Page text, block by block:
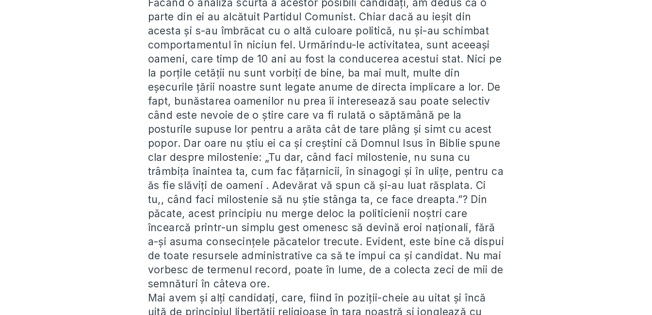
Făcând o analiză scurtă a acestor posibili candidați, am dedus că o
parte din ei au alcătuit Partidul Comunist. Chiar dacă au ieșit din
acesta și s-au îmbrăcat cu o altă culoare politică, nu și-au schimbat
comportamentul în niciun fel. Urmărindu-le activitatea, sunt aceeași
oameni, care timp de 10 ani au fost la conducerea acestui stat. Nici pe
la porțile cetății nu sunt vorbiți de bine, ba mai mult, multe din
eșecurile țării noastre sunt legate anume de directa implicare a lor. De
fapt, bunăstarea oamenilor nu prea îi interesează sau poate selectiv
când este nevoie de o știre care va fi rulată o săptămână pe la
posturile supuse lor pentru a arăta cât de tare plâng și simt cu acest
popor. Dar oare nu știu ei ca și creștini că Domnul Isus în Biblie spune
clar despre milostenie: „Tu dar, când faci milostenie, nu suna cu
trâmbița înaintea ta, cum fac fățarnicii, în sinagogi și în ulițe, pentru ca
ăs fie slăviți de oameni . Adevărat vă spun că și-au luat răsplata. Ci
tu,, când faci milostenie să nu știe stânga ta, ce face dreapta.”? Din
păcate, acest principiu nu merge deloc la politicienii noștri care
încearcă printr-un simplu gest omenesc să devină eroi naționali, fără
a-și asuma consecințele păcatelor trecute. Evident, este bine că dispui
de toate resursele administrative ca să te impui ca și candidat. Nu mai
vorbesc de termenul record, poate în lume, de a colecta zeci de mii de
semnături în câteva ore.
Mai avem și alți candidați, care, fiind în poziții-cheie au uitat și încă
uită de principiul libertății religioase în țara noastră și jonglează cu